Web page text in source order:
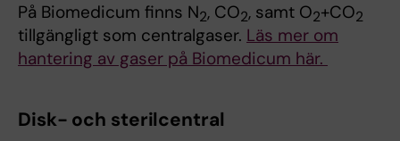
På Biomedicum finns N2, CO2, samt O2+CO2
tillgängligt som centralgaser. Läs mer om
hantering av gaser på Biomedicum här.
Disk- och sterilcentral